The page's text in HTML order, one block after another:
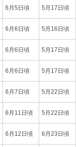
6月5日頃 5月17日頃
6月6日頃 5月16日頃
6月6日頃 5月17日頃
6月6日頃 5月17日頃
6月7日頃 5月22日頃
6月11日頃 5月22日頃
6月12日頃 6月23日頃